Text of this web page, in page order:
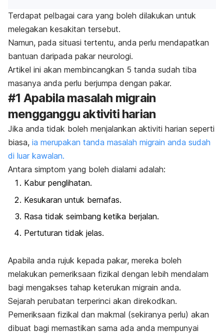
Terdapat pelbagai cara yang boleh dilakukan untuk
melegakan kesakitan tersebut.
Namun, pada situasi tertentu, anda perlu mendapatkan
bantuan daripada pakar neurologi.
Artikel ini akan membincangkan 5 tanda sudah tiba
masanya anda perlu berjumpa dengan pakar.
#1 Apabila masalah migrain
mengganggu aktiviti harian
Jika anda tidak boleh menjalankan aktiviti harian seperti
biasa, ia merupakan tanda masalah migrain anda sudah
di luar kawalan.
Antara simptom yang boleh dialami adalah:
Kabur penglihatan.
Kesukaran untuk bernafas.
Rasa tidak seimbang ketika berjalan.
Pertuturan tidak jelas.
Apabila anda rujuk kepada pakar, mereka boleh
melakukan pemeriksaan fizikal dengan lebih mendalam
bagi mengakses tahap keterukan migrain anda.
Sejarah perubatan terperinci akan direkodkan.
Pemeriksaan fizikal dan makmal (sekiranya perlu) akan
dibuat bagi memastikan sama ada anda mempunyai